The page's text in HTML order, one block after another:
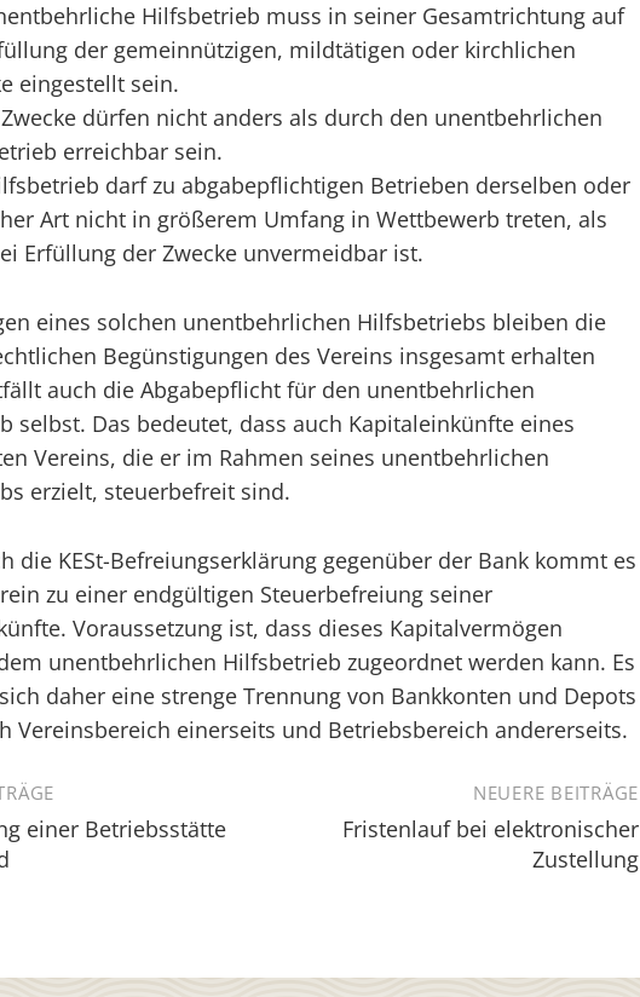
Hilfsbetrieb muss in seiner Gesamtrichtung auf
der gemeinnützigen, mildtätigen oder kirchlichen
eingestellt sein.
dürfen nicht anders als durch den unentbehrlichen
erreichbar sein.
darf zu abgabepflichtigen Betrieben derselben oder
Art nicht in größerem Umfang in Wettbewerb treten, als
Erfüllung der Zwecke unvermeidbar ist.
eines solchen unentbehrlichen Hilfsbetriebs bleiben die
Begünstigungen des Vereins insgesamt erhalten
auch die Abgabepflicht für den unentbehrlichen
selbst. Das bedeutet, dass auch Kapitaleinkünfte eines
Vereins, die er im Rahmen seines unentbehrlichen
erzielt, steuerbefreit sind.
die KESt-Befreiungserklärung gegenüber der Bank kommt es
zu einer endgültigen Steuerbefreiung seiner
Voraussetzung ist, dass dieses Kapitalvermögen
unentbehrlichen Hilfsbetrieb zugeordnet werden kann. Es
daher eine strenge Trennung von Bankkonten und Depots
Vereinsbereich einerseits und Betriebsbereich andererseits.
einer Betriebsstätte
NEUERE BEITRÄGE
Fristenlauf bei elektronischer
Zustellung